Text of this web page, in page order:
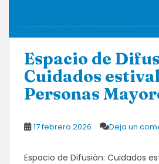
Espacio de
Cuidados
Personas
17 febrero 2026 Deja un
Espacio de Difusión: Cuidados